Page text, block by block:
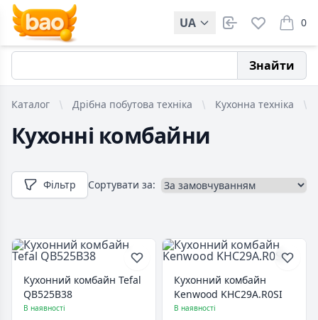
UA 0
items
Знайти
Каталог Дрібна побутова техніка Кухонна техніка
Кухонні комбайни
Фільтр Сортувати за:
Кухонний комбайн Tefal
QB525B38
В наявності
Кухонний комбайн
Kenwood KHC29A.R0SI
В наявності